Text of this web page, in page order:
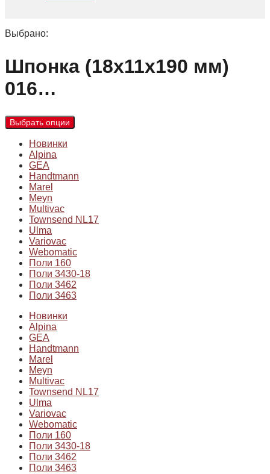
Выбрано:
Шпонка (18х11х190 мм)
016…
Выбрать опции
Новинки
Alpina
GEA
Handtmann
Marel
Meyn
Multivac
Townsend NL17
Ulma
Variovac
Webomatic
Поли 160
Поли 3430-18
Поли 3462
Поли 3463
Новинки
Alpina
GEA
Handtmann
Marel
Meyn
Multivac
Townsend NL17
Ulma
Variovac
Webomatic
Поли 160
Поли 3430-18
Поли 3462
Поли 3463